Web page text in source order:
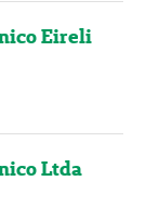
Eireli
Ltda